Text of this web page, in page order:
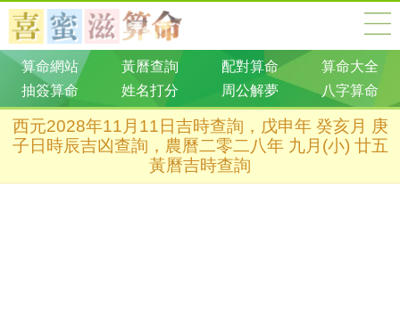
算命網站 黃曆查詢 配對算命
算命大全
抽簽算命
姓名打分 周公解夢 八字算命
西元2028年11月11日吉時查詢，戊申年 癸亥月 庚
子日時辰吉凶查詢，農曆二零二八年 九月(小) 廿五
黃曆吉時查詢